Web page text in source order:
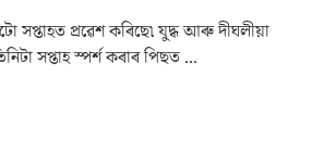
সপ্তাহত প্ৰৱেশ কৰিছে৷ যুদ্ধ আৰু দীঘলীয়া
সপ্তাহ স্পৰ্শ কৰাৰ পিছত ...